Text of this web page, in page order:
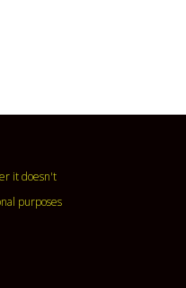
it doesn't
purposes